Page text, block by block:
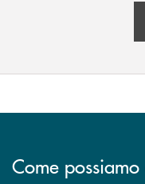
Come possiamo